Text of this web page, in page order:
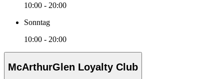
10:00 - 20:00
Sonntag
10:00 - 20:00
McArthurGlen Loyalty Club